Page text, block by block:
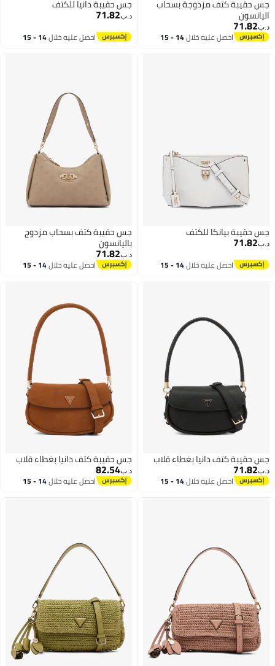
جس حقيبة كتف مزدوجة بسحاب
اليانسون
د.ب‏71.82
احصل عليه خلال 14 - 15
جس حقيبة دانيا للكتف
د.ب‏71.82
احصل عليه خلال 14 - 15
جس حقيبة بيانكا للكتف
د.ب‏71.82
احصل عليه خلال 14 - 15
اغسطس
جس حقيبة كتف بسحاب مزدوج
باليانسون
د.ب‏71.82
احصل عليه خلال 14 - 15
اغسطس
جس حقيبة كتف دانيا بغطاء قلاب
د.ب‏71.82
احصل عليه خلال 14 - 15
جس حقيبة كتف دانيا بغطاء قلاب
د.ب‏82.54
احصل عليه خلال 14 - 15